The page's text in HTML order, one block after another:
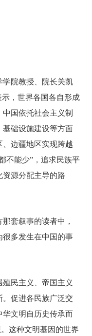
学院教授、院长关凯
， 世界各国各自形成
国依托社会主义制
基础设施建设等方面
边疆地区实现跨越
不能少”，追求民族平
源分配主导的路
套叙事的读者中，
很多发生在中国的事
民主义、帝国主义
促进各民族广泛交
华文明自历史传承而
这种文明基因的世界